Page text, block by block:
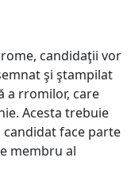
candidaţii vor
şi ştampilat
a rromilor, care
Acesta trebuie
face parte
membru al